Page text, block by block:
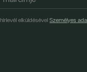
elküldésévelSzemélyes